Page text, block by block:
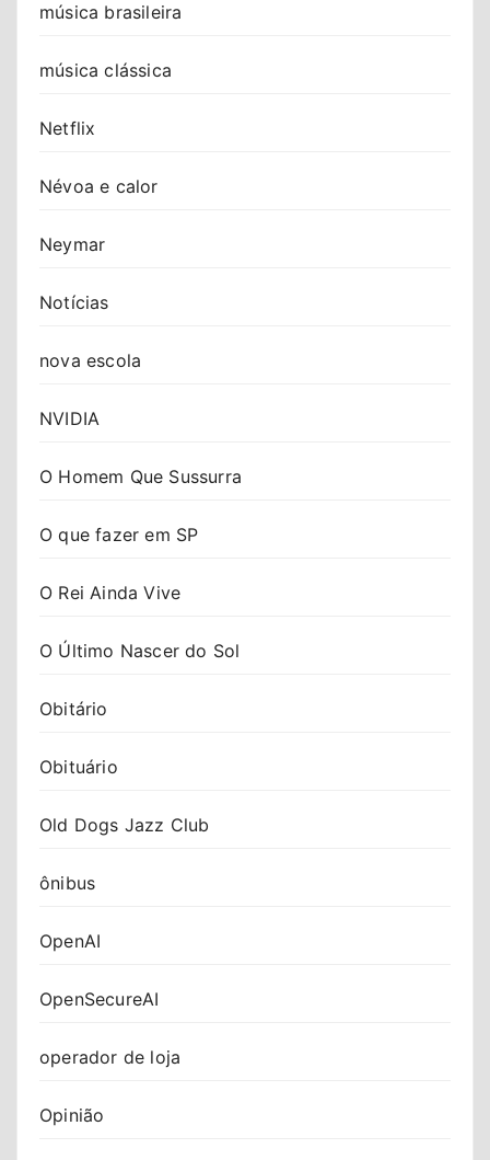
música brasileira
música clássica
Netflix
Névoa e calor
Neymar
Notícias
nova escola
NVIDIA
O Homem Que Sussurra
O que fazer em SP
O Rei Ainda Vive
O Último Nascer do Sol
Obitário
Obituário
Old Dogs Jazz Club
ônibus
OpenAI
OpenSecureAI
operador de loja
Opinião